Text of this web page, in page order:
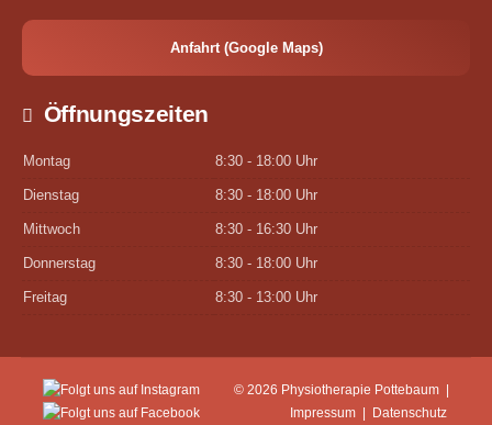
Anfahrt (Google Maps)
Öffnungszeiten
Montag 8:30 - 18:00 Uhr
Dienstag 8:30 - 18:00 Uhr
Mittwoch 8:30 - 16:30 Uhr
Donnerstag 8:30 - 18:00 Uhr
Freitag 8:30 - 13:00 Uhr
© 2026 Physiotherapie Pottebaum |
Impressum | Datenschutz